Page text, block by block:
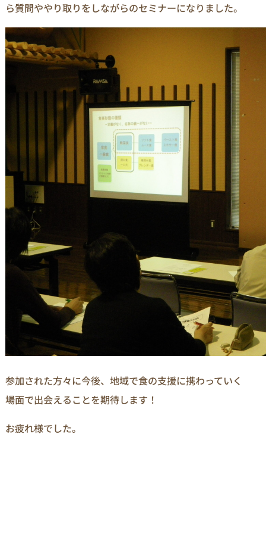
ら質問ややり取りをしながらのセミナーになりました。
参加された方々に今後、地域で食の支援に携わっていく
場面で出会えることを期待します！
お疲れ様でした。